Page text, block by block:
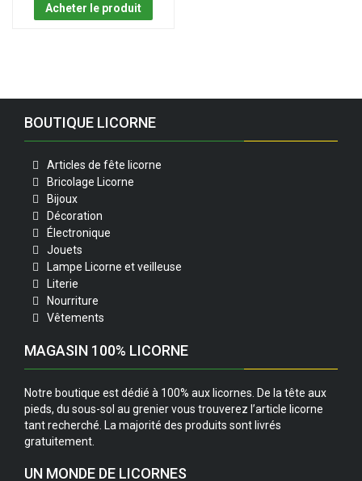
Acheter le produit
BOUTIQUE LICORNE
Articles de fête licorne
Bricolage Licorne
Bijoux
Décoration
Électronique
Jouets
Lampe Licorne et veilleuse
Literie
Nourriture
Vêtements
MAGASIN 100% LICORNE
Notre boutique est dédié à 100% aux licornes. De la tête aux
pieds, du sous-sol au grenier vous trouverez l’article licorne
tant recherché. La majorité des produits sont livrés
gratuitement.
UN MONDE DE LICORNES